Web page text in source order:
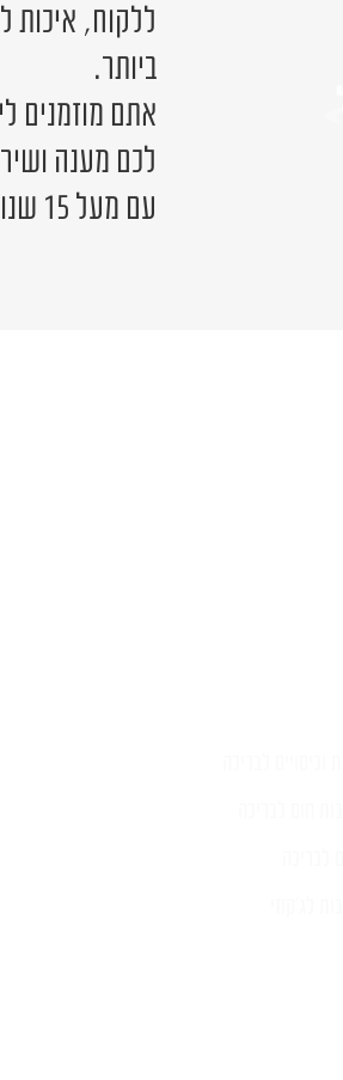
ללקוח, איכות
ביותר.
אתם מוזמנים
לכם מענה
עם מעל 15 שנות ניסיון בתחום, אנחנו כאן לשירותכם.